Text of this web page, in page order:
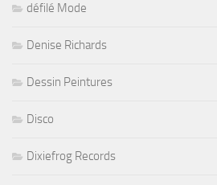
défilé Mode
Denise Richards
Dessin Peintures
Disco
Dixiefrog Records